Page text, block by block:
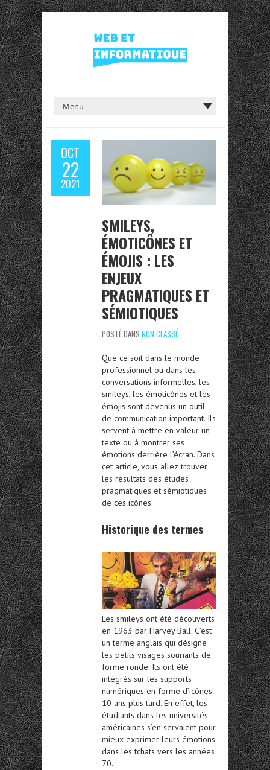
OCT
22
2021
SMILEYS,
ÉMOTICÔNES ET
ÉMOJIS : LES
ENJEUX
PRAGMATIQUES ET
SÉMIOTIQUES
POSTÉ DANS NON CLASSÉ
Que ce soit dans le monde
professionnel ou dans les
conversations informelles, les
smileys, les émoticônes et les
émojis sont devenus un outil
de communication important. Ils
servent à mettre en valeur un
texte ou à montrer ses
émotions derrière l’écran. Dans
cet article, vous allez trouver
les résultats des études
pragmatiques et sémiotiques
de ces icônes.
Historique des termes
Les smileys ont été découverts
en 1963 par Harvey Ball. C’est
un terme anglais qui désigne
les petits visages souriants de
forme ronde. Ils ont été
intégrés sur les supports
numériques en forme d’icônes
10 ans plus tard. En effet, les
étudiants dans les universités
américaines s’en servaient pour
mieux exprimer leurs émotions
dans les tchats vers les années
70.